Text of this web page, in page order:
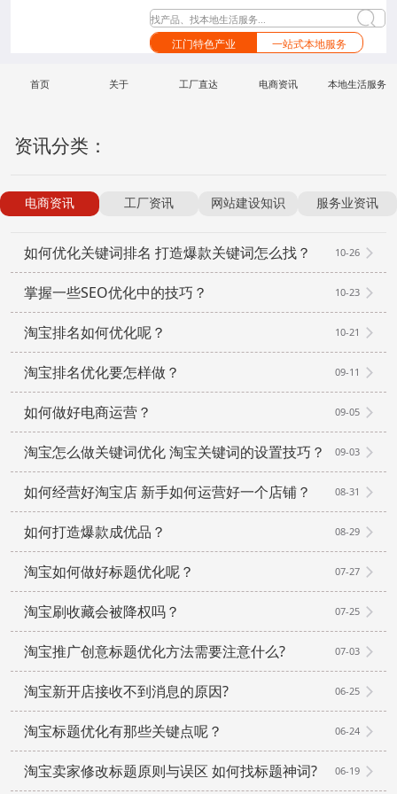
找产品、找本地生活服务...
江门特色产业 一站式本地服务
首页 关于 工厂直达 电商资讯 本地生活服务
资讯分类：
电商资讯 工厂资讯 网站建设知识 服务业资讯
10-26
如何优化关键词排名 打造爆款关键词怎么找？
10-23
掌握一些SEO优化中的技巧？
10-21
淘宝排名如何优化呢？
09-11
淘宝排名优化要怎样做？
09-05
如何做好电商运营？
09-03
淘宝怎么做关键词优化 淘宝关键词的设置技巧？
08-31
如何经营好淘宝店 新手如何运营好一个店铺？
08-29
如何打造爆款成优品？
07-27
淘宝如何做好标题优化呢？
07-25
淘宝刷收藏会被降权吗？
07-03
淘宝推广创意标题优化方法需要注意什么?
06-25
淘宝新开店接收不到消息的原因?
06-24
淘宝标题优化有那些关键点呢？
06-19
淘宝卖家修改标题原则与误区 如何找标题神词?